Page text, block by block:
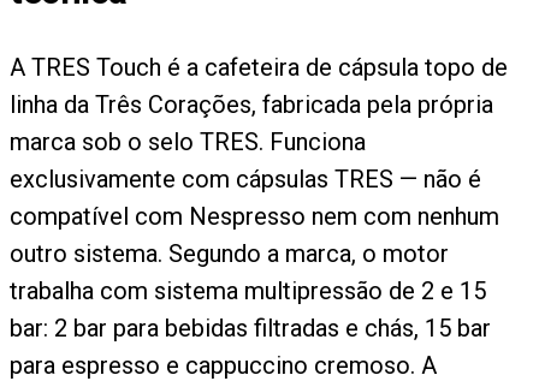
A TRES Touch é a cafeteira de cápsula topo de
linha da Três Corações, fabricada pela própria
marca sob o selo TRES. Funciona
exclusivamente com cápsulas TRES — não é
compatível com Nespresso nem com nenhum
outro sistema. Segundo a marca, o motor
trabalha com sistema multipressão de 2 e 15
bar: 2 bar para bebidas filtradas e chás, 15 bar
para espresso e cappuccino cremoso. A